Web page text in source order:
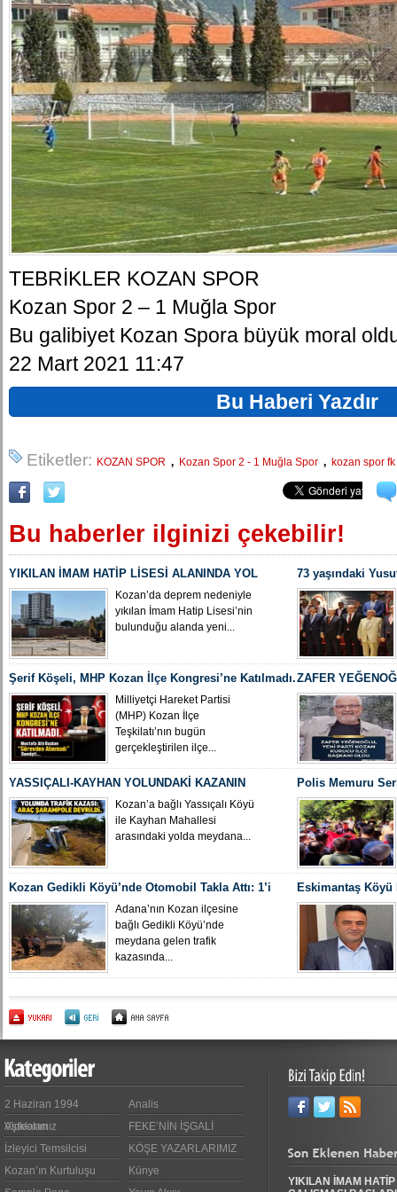
TEBRİKLER KOZAN SPOR
Kozan Spor 2 – 1 Muğla Spor
Bu galibiyet Kozan Spora büyük moral
22 Mart 2021 11:47
Bu Haberi Yazdır
Etiketler: KOZAN SPOR , Kozan Spor 2 - 1 Muğla Spor , kozan spor fk
Bu haberler ilginizi çekebilir!
YIKILAN İMAM HATİP LİSESİ ALANINDA YOL
ÇALIŞMASI BAŞLADIKozan’da deprem nedeniyle
yıkılan İmam Hatip Lisesi’nin
bulunduğu alanda yeni...
73 yaşındaki
Yeniden MHP
Şerif Köşeli, MHP Kozan İlçe Kongresi’ne Katılmadı.
Milliyetçi Hareket Partisi
(MHP) Kozan İlçe
Teşkilatı’nın bugün
gerçekleştirilen ilçe...
ZAFER
İLÇE BAŞKANI
YASSIÇALI-KAYHAN YOLUNDAKİ KAZANIN
KAMERA GÖRÜNTÜLERİ ORTAYA ÇIKTI
Kozan’a bağlı Yassıçalı Köyü
ile Kayhan Mahallesi
arasındaki yolda meydana...
Polis Memuru
Uğurlandı
Kozan Gedikli Köyü’nde Otomobil Takla Attı: 1’i
Bebek 6 Kişi YaralandıAdana’nın Kozan ilçesine
bağlı Gedikli Köyü’nde
meydana gelen trafik
kazasında...
Eskimantaş Köyü
gördüğü
2 Haziran 1994
Videoları
Analis
Aşıklarımız
FEKE’NİN İŞGALİ
İzleyici Temsilcisi
KÖŞE YAZARLARIMIZ
Kozan’ın Kurtuluşu
Künye
YIKILAN İMAM